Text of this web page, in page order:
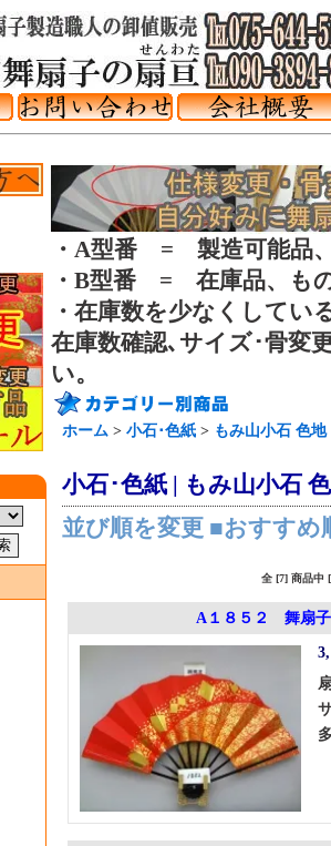
・A型番 = 製造可能品
・B型番 = 在庫品、も
・在庫数を少なくしてい
在庫数確認､サイズ･骨変
い。
ホーム > 小石･色紙 > もみ山小石 色地
小石･色紙 | もみ山小石
並び順を変更 ■おすすめ
全 [7] 商品中
A１８５２ 舞扇